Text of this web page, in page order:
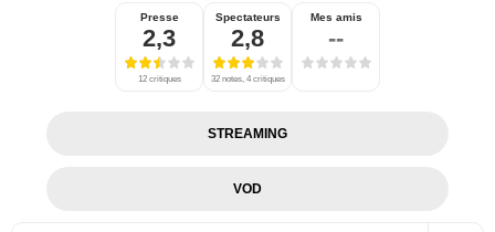
Presse
2,3
12 critiques
Spectateurs
2,8
32 notes, 4 critiques
Mes amis
--
STREAMING
VOD